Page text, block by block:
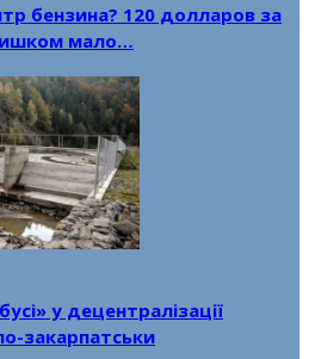
бензина? 120 долларов за
мало…
у децентралізації
закарпатськи